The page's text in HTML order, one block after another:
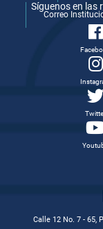
Correo
Síguenos en las
Calle 12 No. 7 - 65,